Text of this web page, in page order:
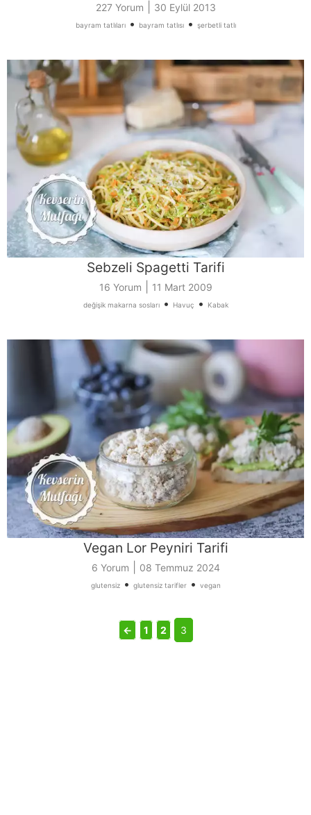
227 Yorum 30 Eylül 2013
bayram tatlıları• bayram tatlısı• şerbetli tatlı
Sebzeli Spagetti Tarifi
16 Yorum 11 Mart 2009
değişik makarna sosları• Havuç • Kabak
Vegan Lor Peyniri Tarifi
6 Yorum 08 Temmuz 2024
glutensiz• glutensiz tarifler• vegan
← 1 2 3